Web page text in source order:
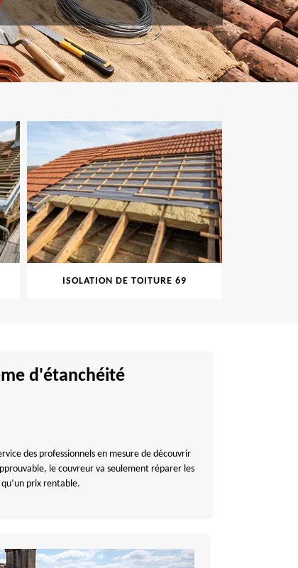
ISOLATION DE TOITURE 69
d'étanchéité
des professionnels en mesure de découvrir
le couvreur va seulement réparer les
prix rentable.